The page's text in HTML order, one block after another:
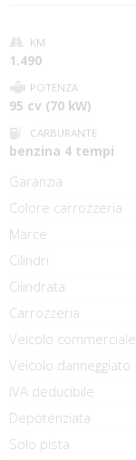
KM
1.490
POTENZA
95 cv (70 kW)
CARBURANTE
benzina 4 tempi
Garanzia
Colore carrozzeria
Marce
Cilindri
Cilindrata
Carrozzeria
Veicolo commerciale
Veicolo danneggiato
IVA deducibile
Depotenziata
Solo pista